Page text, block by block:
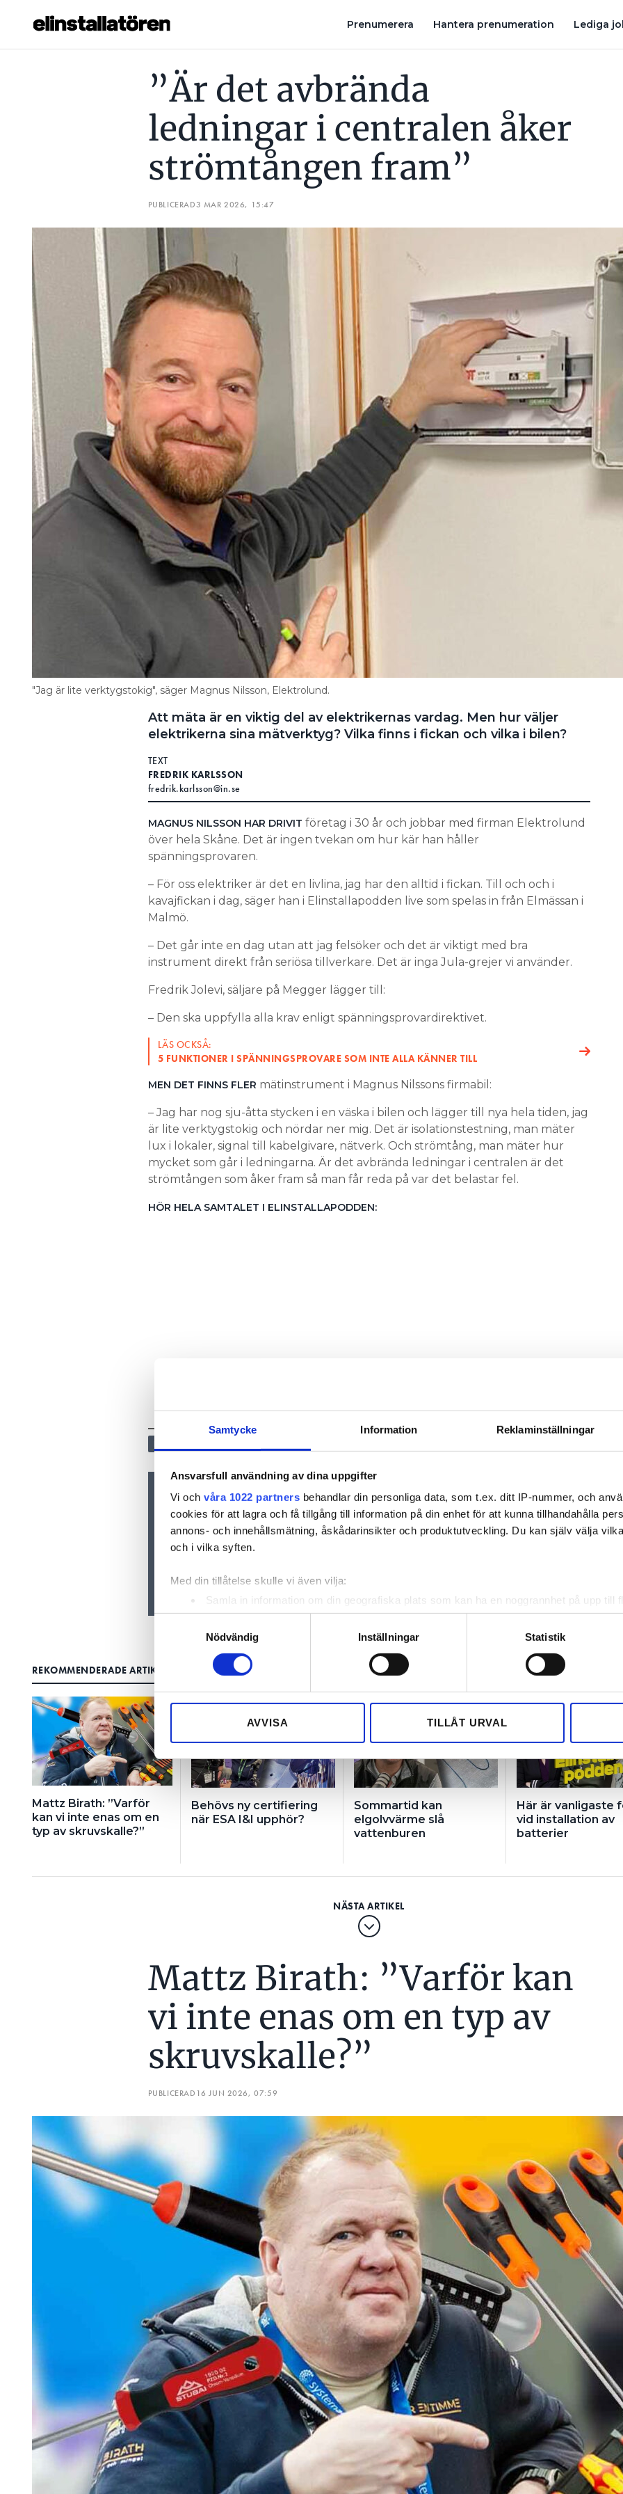
Samtycke Information Reklaminställningar
Ansvarsfull användning av dina uppgifter
Vi och våra 1022 partners behandlar din personliga data, som t.ex. ditt IP-nummer, och
cookies för att lagra och få tillgång till information på din enhet för att kunna tillhandahålla
annons- och innehållsmätning, åskådarinsikter och produktutveckling. Du kan själv välja
och i vilka syften.
Med din tillåtelse skulle vi även vilja:
Samla in information om din geografiska plats som kan ha en noggrannhet på upp till
Identifiera din enhet genom att aktivt skanna den för specifika kännetecken
Ta reda på mer om hur dina personliga uppgifter behandlas och ställ in dina preferenser i
eller dra tillbaka ditt samtycke när som helst från cookie-förklaringen.
sociala medier och analysera vår trafik. Vi vidarebefordrar även sådana identifierare och
till de sociala medier och annons- och analysföretag som vi samarbetar med. Dessa kan i
Nödvändig
Inställningar Statistik
AVVISA TILLÅT URVAL
Prenumerera Hantera prenumeration Lediga
Hantera prenumeration
Läs E-tidningen
Om tidningen
Personuppgifter
”Är det avbrända
ledningar i centralen åker
strömtången fram”
PUBLICERAD3 MAR 2026, 15:47
"Jag är lite verktygstokig", säger Magnus Nilsson, Elektrolund.
Att mäta är en viktig del av elektrikernas vardag. Men hur väljer
elektrikerna sina mätverktyg? Vilka finns i fickan och vilka i bilen?
TEXT
FREDRIK KARLSSON
fredrik.karlsson@in.se
MAGNUS NILSSON HAR DRIVIT företag i 30 år och jobbar med firman Elektrolund
över hela Skåne. Det är ingen tvekan om hur kär han håller
spänningsprovaren.
– För oss elektriker är det en livlina, jag har den alltid i fickan. Till och och i
kavajfickan i dag, säger han i Elinstallapodden live som spelas in från Elmässan i
Malmö.
– Det går inte en dag utan att jag felsöker och det är viktigt med bra
instrument direkt från seriösa tillverkare. Det är inga Jula-grejer vi använder.
Fredrik Jolevi, säljare på Megger lägger till:
– Den ska uppfylla alla krav enligt spänningsprovardirektivet.
LÄS OCKSÅ:
5 FUNKTIONER I SPÄNNINGSPROVARE SOM INTE ALLA KÄNNER TILL
MEN DET FINNS FLER mätinstrument i Magnus Nilssons firmabil:
– Jag har nog sju-åtta stycken i en väska i bilen och lägger till nya hela tiden, jag
är lite verktygstokig och nördar ner mig. Det är isolationstestning, man mäter
lux i lokaler, signal till kabelgivare, nätverk. Och strömtång, man mäter hur
mycket som går i ledningarna. Är det avbrända ledningar i centralen är det
strömtången som åker fram så man får reda på var det belastar fel.
HÖR HELA SAMTALET I ELINSTALLAPODDEN:
Nyhetsbrev
Prenumerera på vårt nyhetsbrev och få nyheter, tips och bevakningar rakt ner i
inkorgen
REKOMMENDERADE ARTIKLAR
Mattz Birath: ”Varför
kan vi inte enas om en
typ av skruvskalle?”
Behövs ny certifiering
när ESA I&I upphör?
Sommartid kan
elgolvvärme slå
vattenburen
Här är vanligaste
vid installation av
batterier
Mattz Birath: ”Varför kan
vi inte enas om en typ av
skruvskalle?”
PUBLICERAD 16 JUN 2026, 07:59
”ÄR DET AVBRÄNDA LEDNINGAR I CENTRALEN ÅKER STRÖMTÅNGEN FRAM” MATTZ BIRATH: ”VARFÖR KAN VI INTE